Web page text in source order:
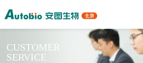
CUSTOMER
SERVICE